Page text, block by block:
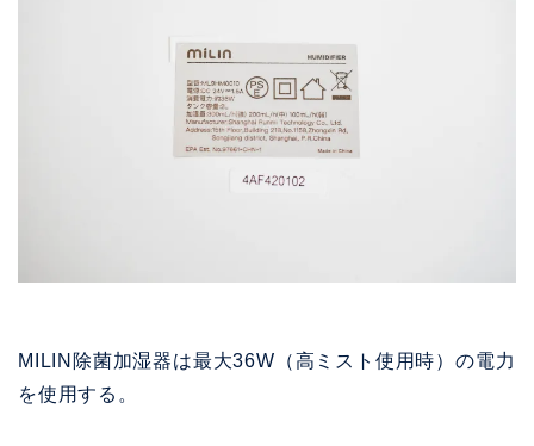
MILIN除菌加湿器は最大36W（高ミスト使用時）の電力
を使用する。